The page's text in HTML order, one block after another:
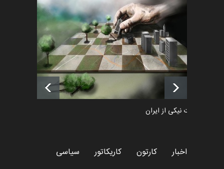
فراخوان رویداد کارگاهی کارتون و
پوستر "ایران سربل…
اخبار 6 ماه قبل
لیست شرکت کنندگان یازدهمین
جشنواره بین‌المللی کا…
اخبار
طراوت نیکی از ایران
اخبار کارتون کاریکاتور سیاسی